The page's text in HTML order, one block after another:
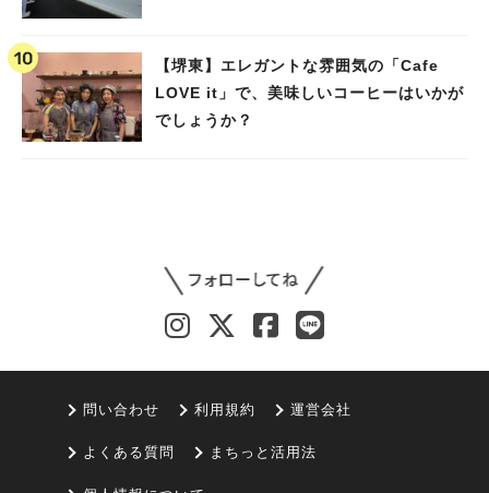
【堺東】エレガントな雰囲気の「Cafe
LOVE it」で、美味しいコーヒーはいかが
でしょうか？
問い合わせ 利用規約 運営会社
よくある質問 まちっと活用法